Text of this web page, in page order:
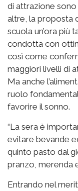
di attrazione
altre, la proposta
scuola un’ora più
condotta con
così come
maggiori livelli di
Ma anche
ruolo
favorire il sonno.
“La sera è
evitare bevande
quinto pasto dal
pranzo, merenda
Entrando nel